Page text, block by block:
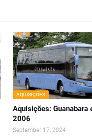
AQUISIÇÕES
Aquisições: Guanabara
2006
September 17, 2024